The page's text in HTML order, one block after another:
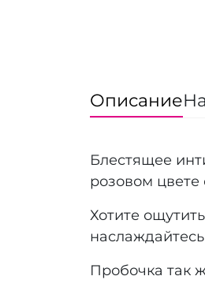
Описание
Блестящее
розовом
Хотите
Пробочка так